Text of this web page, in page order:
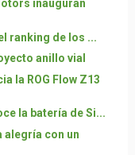
inauguran
ranking de los ...
anillo vial
la ROG Flow Z13
la batería de Si...
alegría con un